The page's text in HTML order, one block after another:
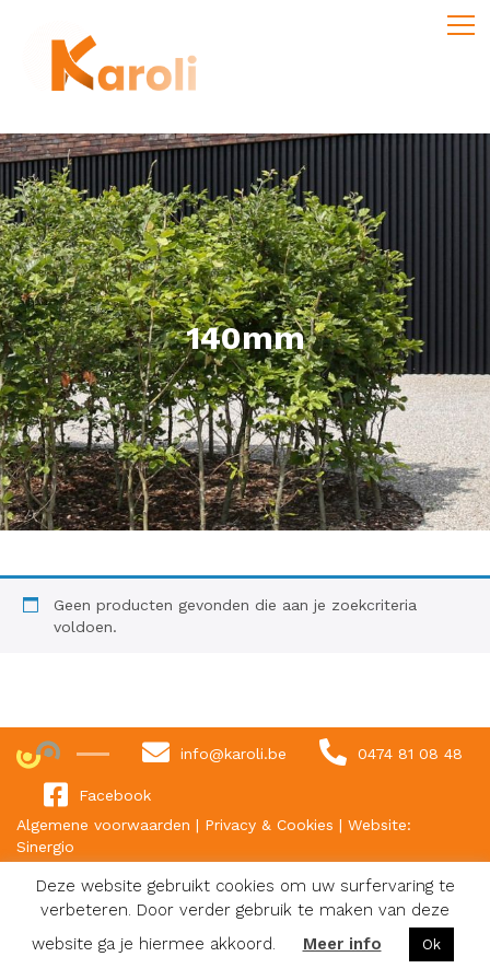
140mm
Geen producten gevonden die aan je zoekcriteria
voldoen.
info@karoli.be 0474 81 08 48
Facebook
Algemene voorwaarden | Privacy & Cookies | Website:
Sinergio
Deze website gebruikt cookies om uw surfervaring te
verbeteren. Door verder gebruik te maken van deze
website ga je hiermee akkoord.
Meer info Ok